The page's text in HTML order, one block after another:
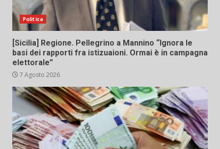
Politica
[Sicilia] Regione. Pellegrino a Mannino “Ignora le
basi dei rapporti fra istizuaioni. Ormai è in campagna
elettorale”
7 Agosto 2026